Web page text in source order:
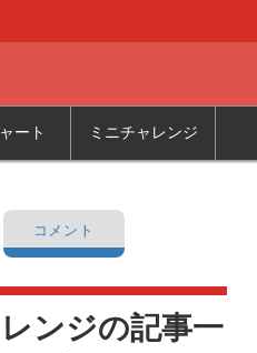
ート ミニチャレンジ
コメント
ンジの記事一